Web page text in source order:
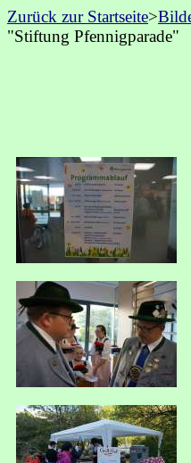
Zurück zur Startseite>
"Stiftung Pfennigparade"